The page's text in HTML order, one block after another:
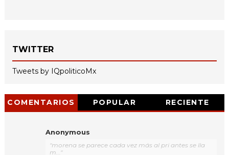
TWITTER
Tweets by IQpoliticoMx
COMENTARIOS POPULAR RECIENTE
Anonymous
"morena se parece cada vez más al pri antes se lla
m..."